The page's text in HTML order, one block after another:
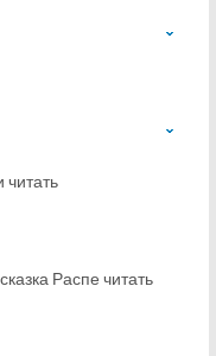
Распе читать